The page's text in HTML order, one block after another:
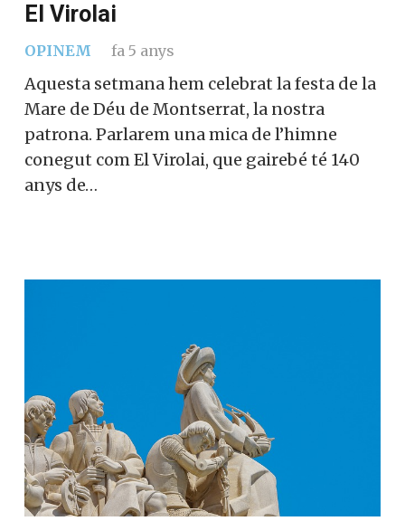
El Virolai
OPINEM fa 5 anys
Aquesta setmana hem celebrat la festa de la
Mare de Déu de Montserrat, la nostra
patrona. Parlarem una mica de l’himne
conegut com El Virolai, que gairebé té 140
anys de…